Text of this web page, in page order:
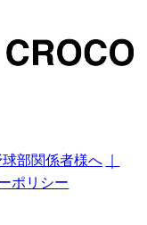
部関係者様へ
ポリシー